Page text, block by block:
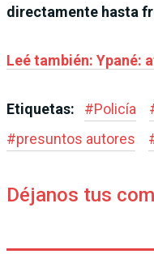
directamente hasta
Leé también: Ypané:
Etiquetas: #Policía
#presuntos autores
Déjanos tus